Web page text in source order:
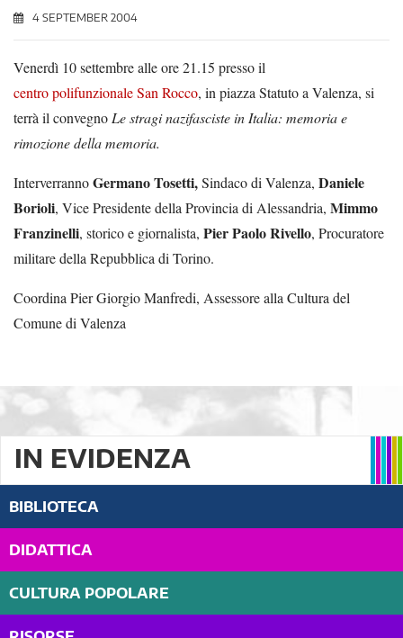
4 SEPTEMBER 2004
Venerdì 10 settembre alle ore 21.15 presso il
centro polifunzionale San Rocco, in piazza Statuto a Valenza, si
terrà il convegnoLe stragi nazifasciste in Italia: memoria e
rimozione della memoria.
InterverrannoGermano Tosetti,Sindaco di Valenza, Daniele
Borioli, Vice Presidente della Provincia di Alessandria, Mimmo
Franzinelli, storico e giornalista, Pier Paolo Rivello, Procuratore
militare della Repubblica di Torino.
Coordina Pier Giorgio Manfredi, Assessore alla Cultura del
Comune di Valenza
IN EVIDENZA
BIBLIOTECA
DIDATTICA
CULTURA POPOLARE